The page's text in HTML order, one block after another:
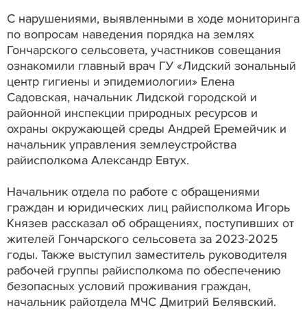
С нарушениями, выявленными в ходе мониторинга
по вопросам наведения порядка на землях
Гончарского сельсовета, участников совещания
ознакомили главный врач ГУ «Лидский зональный
центр гигиены и эпидемиологии» Елена
Садовская, начальник Лидской городской и
районной инспекции природных ресурсов и
охраны окружающей среды Андрей Еремейчик и
начальник управления землеустройства
райисполкома Александр Евтух.
Начальник отдела по работе с обращениями
граждан и юридических лиц райисполкома Игорь
Князев рассказал об обращениях, поступивших от
жителей Гончарского сельсовета за 2023-2025
годы. Также выступил заместитель руководителя
рабочей группы райисполкома по обеспечению
безопасных условий проживания граждан,
начальник райотдела МЧС Дмитрий Белявский.